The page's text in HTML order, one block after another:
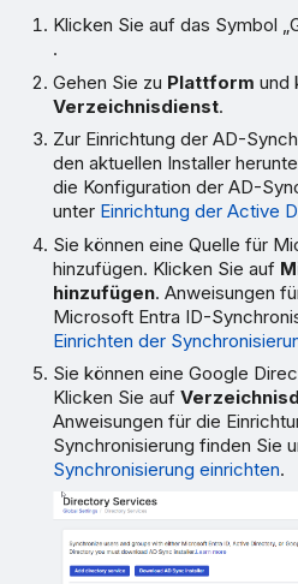
Klicken Sie auf das Symbol
.
Gehen Sie zu Plattform und
Verzeichnisdienst.
Zur Einrichtung der AD-
den aktuellen Installer
die Konfiguration der AD-
unter Einrichtung der Active
Sie können eine Quelle für
hinzufügen. Klicken Sie auf
hinzufügen. Anweisungen
Microsoft Entra ID-
Einrichten der
Sie können eine Google
Klicken Sie auf
Anweisungen für die
Synchronisierung finden Sie
Synchronisierung einrichten.